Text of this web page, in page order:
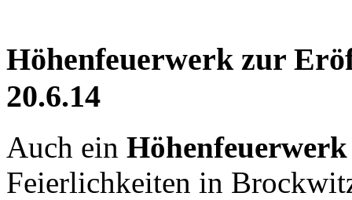
Höhenfeuerwerk zur
20.6.14
Auch ein
Feierlichkeiten in